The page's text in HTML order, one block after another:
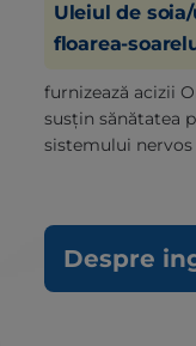
Uleiul de
floarea-
furnizează acizii
susțin sănătatea
sistemului
Despre